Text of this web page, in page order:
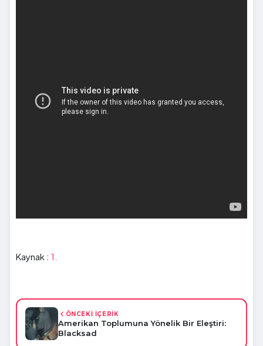
Kaynak : 1.
ÖNCEKİ İÇERİK
Amerikan Toplumuna Yönelik Bir Eleştiri:
Blacksad